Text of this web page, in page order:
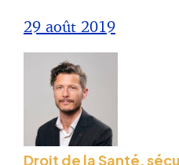
29 août 2019
Droit de la Santé,